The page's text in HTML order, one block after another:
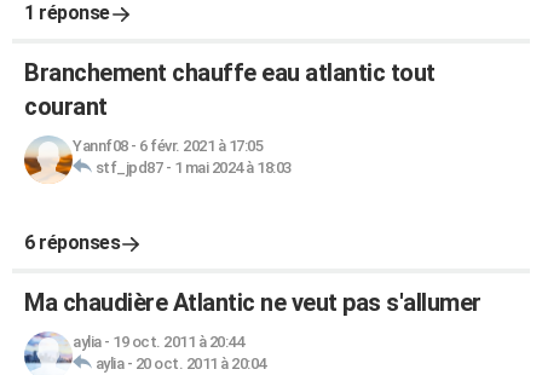
1 réponse
Branchement chauffe eau atlantic tout
courant
Yannf08- 6 févr. 2021 à 17:05
stf_jpd87- 1 mai 2024 à 18:03
6 réponses
Ma chaudière Atlantic ne veut pas s'allumer
aylia- 19 oct. 2011 à 20:44
aylia- 20 oct. 2011 à 20:04